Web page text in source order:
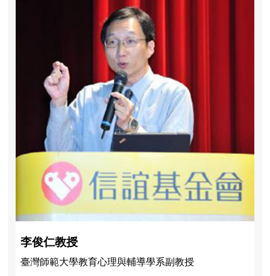
李俊仁教授
臺灣師範大學教育心理與輔導學系副教授